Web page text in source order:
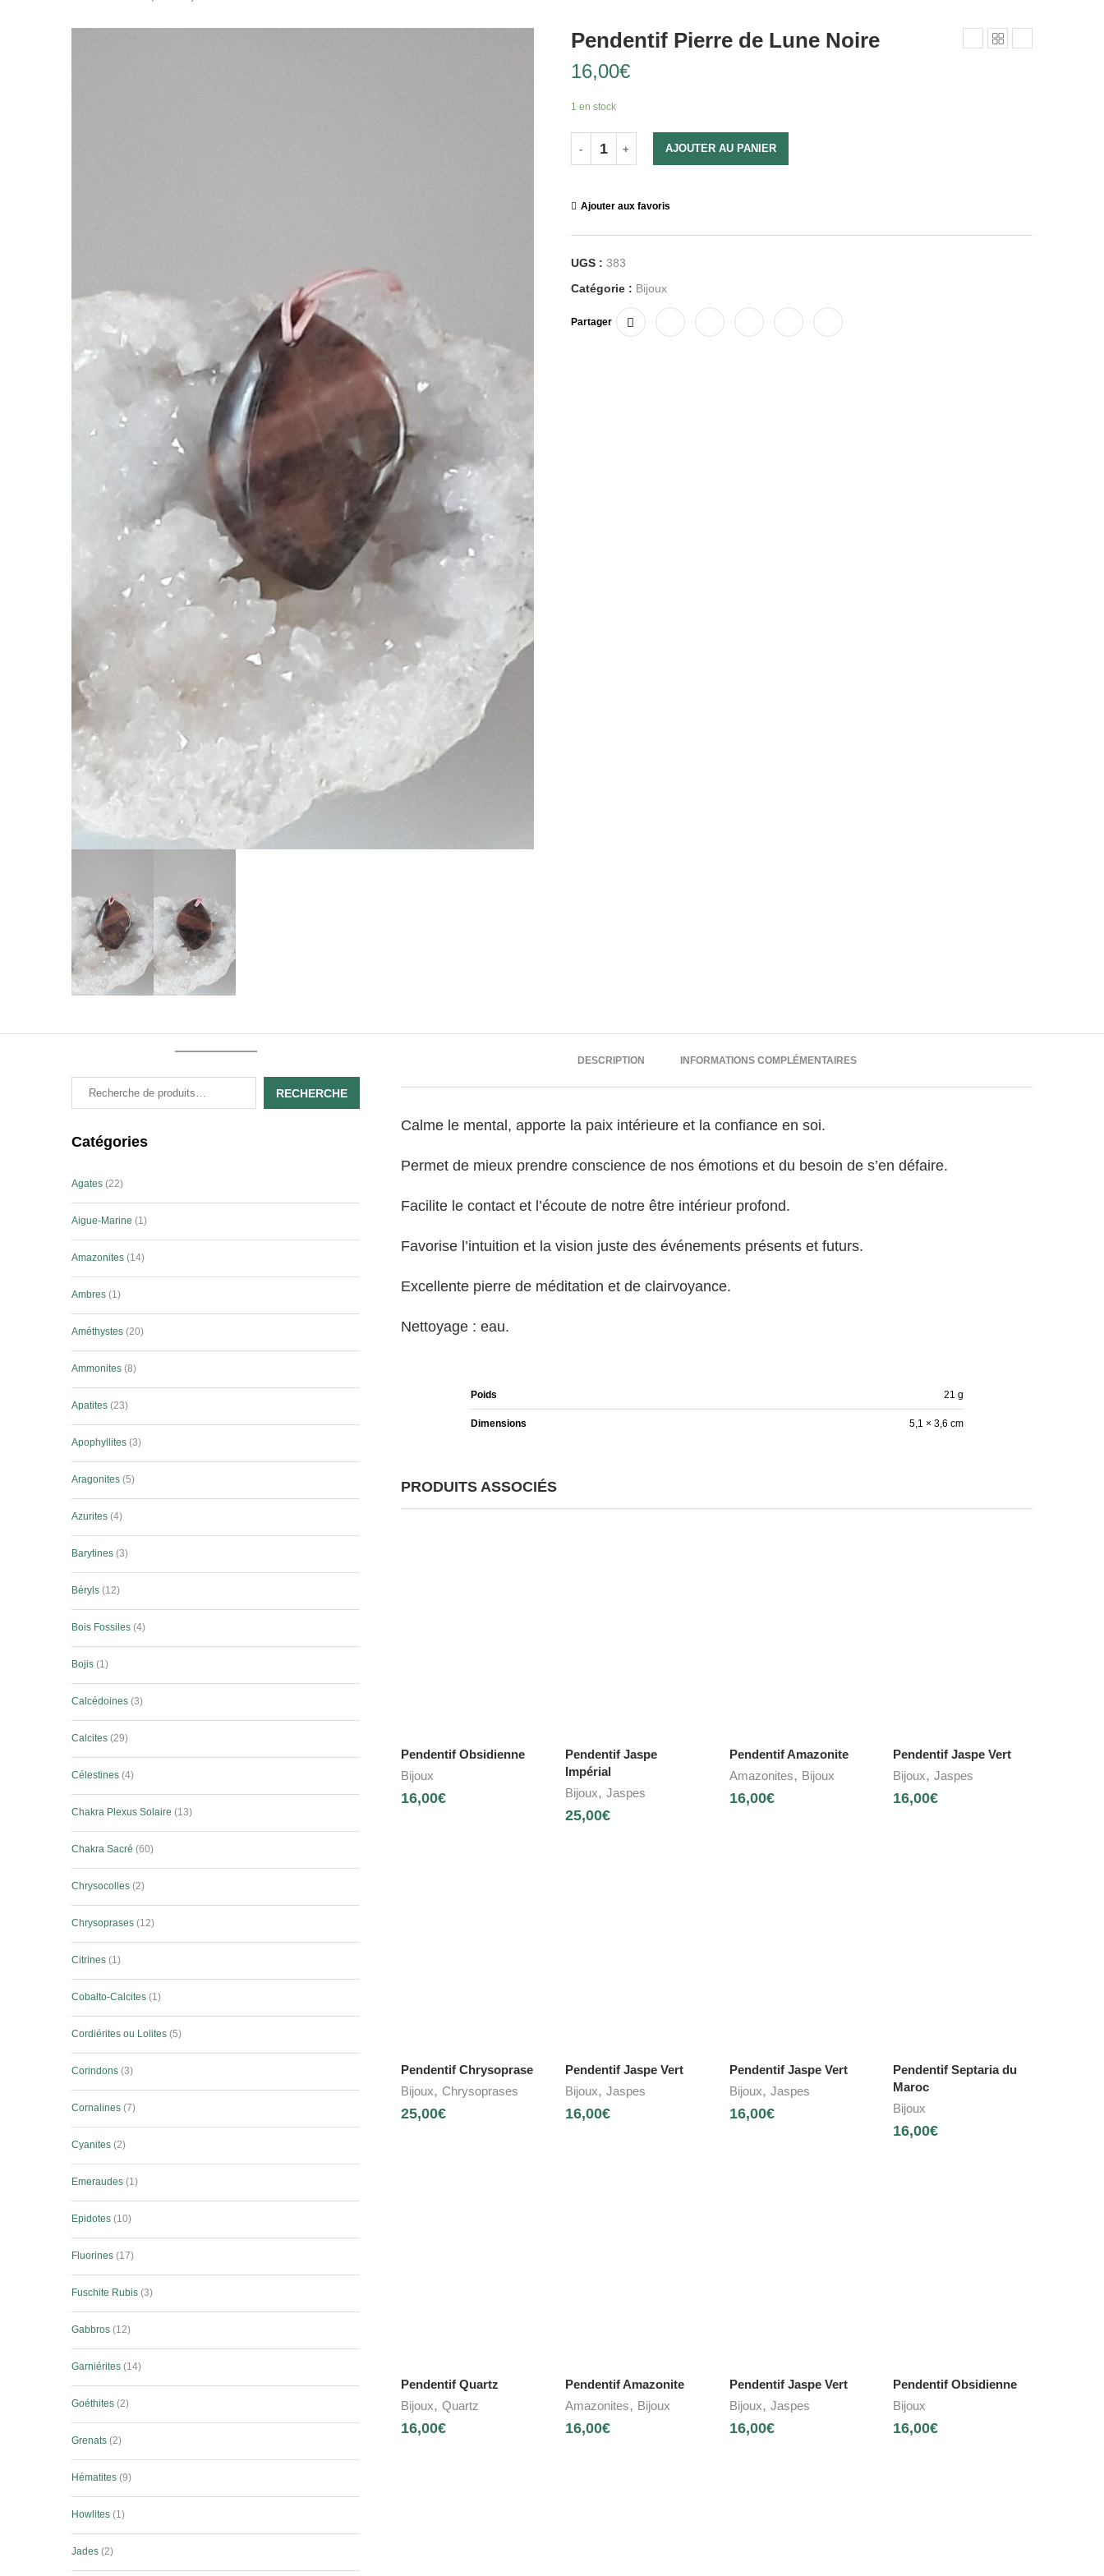
Pendentif Pierre de Lune Noire
16,00€
1 en stock
AJOUTER AU PANIER
Ajouter aux favoris
UGS : 383
Catégorie : Bijoux
Partager
DESCRIPTION INFORMATIONS COMPLÉMENTAIRES
Calme le mental, apporte la paix intérieure et la confiance en soi.
Permet de mieux prendre conscience de nos émotions et du besoin de s’en défaire.
Facilite le contact et l’écoute de notre être intérieur profond.
Favorise l’intuition et la vision juste des événements présents et futurs.
Excellente pierre de méditation et de clairvoyance.
Nettoyage : eau.
Poids 21 g
Dimensions 5,1 × 3,6 cm
PRODUITS ASSOCIÉS
Pendentif Obsidienne
Bijoux
16,00€
Pendentif Jaspe
Impérial
Bijoux, Jaspes
25,00€
Pendentif Amazonite
Amazonites, Bijoux
16,00€
Pendentif Jaspe Vert
Bijoux,Jaspes
16,00€
Pendentif Chrysoprase
Bijoux, Chrysoprases
25,00€
Pendentif Jaspe Vert
Bijoux, Jaspes
16,00€
Pendentif Jaspe Vert
Bijoux, Jaspes
16,00€
Pendentif Septaria du
Maroc
Bijoux
16,00€
Pendentif Quartz
Bijoux, Quartz
16,00€
Pendentif Amazonite
Amazonites, Bijoux
16,00€
Pendentif Jaspe Vert
Bijoux, Jaspes
16,00€
Pendentif Obsidienne
Bijoux
16,00€
RECHERCHE
Catégories
Agates 22
Aigue-Marine 1
Amazonites 14
Ambres 1
Améthystes 20
Ammonites 8
Apatites 23
Apophyllites 3
Aragonites 5
Azurites 4
Barytines 3
Béryls 12
Bois Fossiles 4
Bojis 1
Calcédoines 3
Calcites 29
Célestines 4
Chakra Plexus Solaire 13
Chakra Sacré 60
Chrysocolles 2
Chrysoprases 12
Citrines 1
Cobalto-Calcites 1
Cordiérites ou Lolites 5
Corindons 3
Cornalines 7
Cyanites 2
Emeraudes 1
Epidotes 10
Fluorines 17
Fuschite Rubis 3
Gabbros 12
Garniérites 14
Goéthites 2
Grenats 2
Hématites 9
Howlites 1
Jades 2